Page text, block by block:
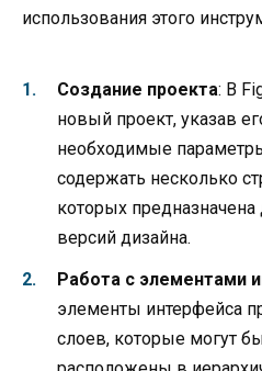
использования этого
Создание проекта: В
новый проект, указав
необходимые
содержать несколько
которых
версий дизайна.
Работа с элементами
элементы интерфейса
слоев, которые могут